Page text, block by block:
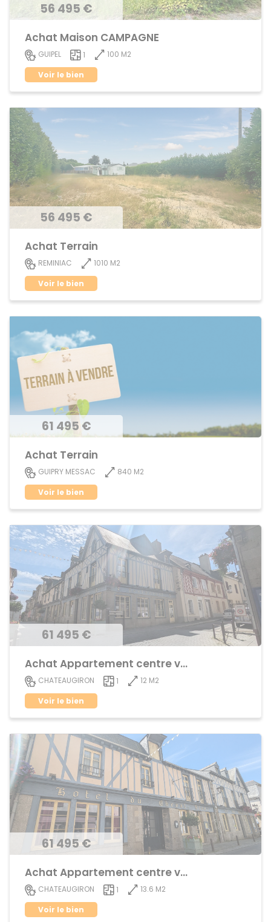
56 495 €
Achat Maison CAMPAGNE
GUIPEL 1
100 M2
Voir le bien
56 495 €
Achat Terrain
REMINIAC
1010 M2
Voir le bien
61 495 €
Achat Terrain
GUIPRY MESSAC
840 M2
Voir le bien
61 495 €
Achat Appartement centre ville
CHATEAUGIRON 1
12 M2
Voir le bien
61 495 €
Achat Appartement centre ville
CHATEAUGIRON 1
13.6 M2
Voir le bien